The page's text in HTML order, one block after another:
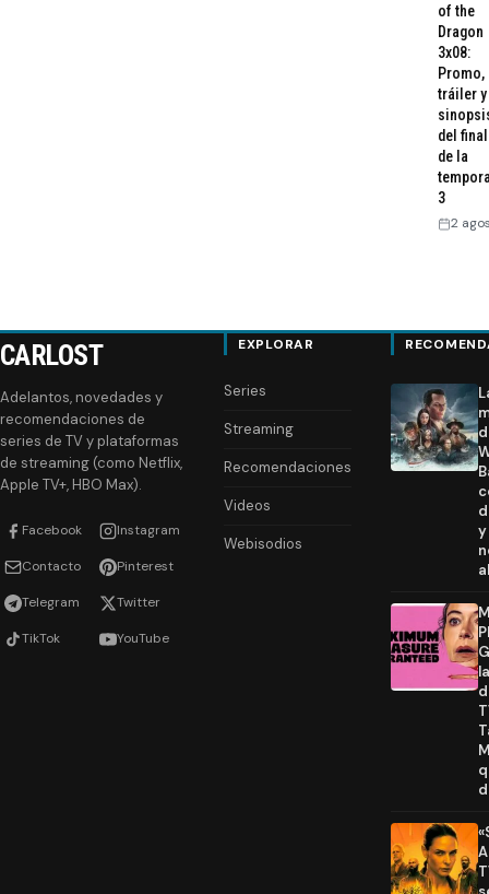
of the
Dragon
3x08:
Promo,
tráiler y
del final
de la
3
2
CARLOST
Adelantos, novedades y
recomendaciones de
series de TV y plataformas
de streaming (como Netflix,
Apple TV+, HBO Max).
Facebook Instagram
Contacto Pinterest
Telegram Twitter
TikTok YouTube
EXPLORAR
Series
Streaming
Recomendaciones
Videos
Webisodios
y